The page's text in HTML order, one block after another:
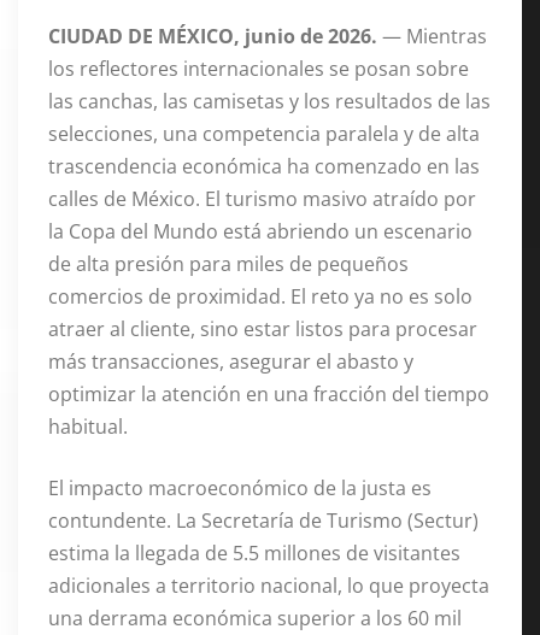
CIUDAD DE MÉXICO, junio de 2026. — Mientras
los reflectores internacionales se posan sobre
las canchas, las camisetas y los resultados de las
selecciones, una competencia paralela y de alta
trascendencia económica ha comenzado en las
calles de México. El turismo masivo atraído por
la Copa del Mundo está abriendo un escenario
de alta presión para miles de pequeños
comercios de proximidad. El reto ya no es solo
atraer al cliente, sino estar listos para procesar
más transacciones, asegurar el abasto y
optimizar la atención en una fracción del tiempo
habitual.
El impacto macroeconómico de la justa es
contundente. La Secretaría de Turismo (Sectur)
estima la llegada de 5.5 millones de visitantes
adicionales a territorio nacional, lo que proyecta
una derrama económica superior a los 60 mil